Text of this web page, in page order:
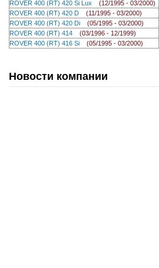
ROVER 400 (RT) 420 Si Lux (12/1995 - 03/2000)
ROVER 400 (RT) 420 D (11/1995 - 03/2000)
ROVER 400 (RT) 420 Di (05/1995 - 03/2000)
ROVER 400 (RT) 414 (03/1996 - 12/1999)
ROVER 400 (RT) 416 Si (05/1995 - 03/2000)
Новости компании